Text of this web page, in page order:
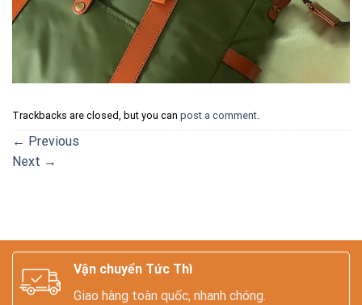
Trackbacks are closed, but you can post a comment.
← Previous
Next →
Vận chuyển Tức Thì
Giao hàng toàn quốc, nhanh chóng.